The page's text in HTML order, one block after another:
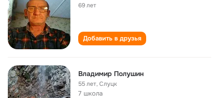
69 лет
Добавить в друзья
Владимир Полушин
55 лет,Слуцк
7 школа